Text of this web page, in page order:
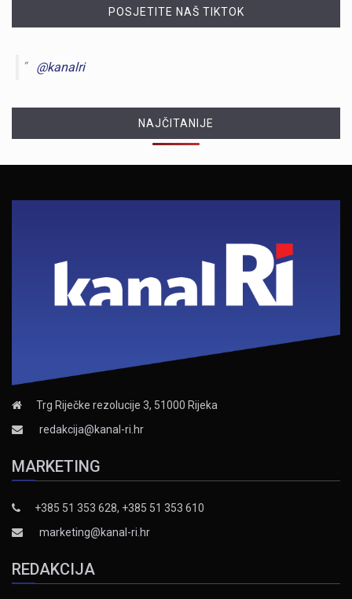
POSJETITE NAŠ TIKTOK
@kanalri
NAJČITANIJE
Trg Riječke rezolucije 3, 51000 Rijeka
redakcija@kanal-ri.hr
MARKETING
+385 51 353 628, +385 51 353 610
marketing@kanal-ri.hr
REDAKCIJA